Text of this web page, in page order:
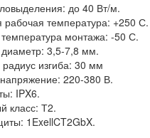
до 40 Вт/м.
температура: +250 С.
монтажа: -50 С.
3,5-7,8 мм.
изгиба: 30 мм
220-380 В.
IPX6.
класс: Т2.
1ExellCT2GbX.